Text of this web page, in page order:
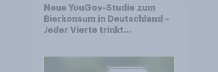
Neue YouGov-Studie zum
Bierkonsum in Deutschland –
Jeder Vierte trinkt
wächst um über 23 Prozent